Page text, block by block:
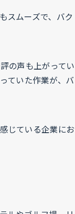
スムーズで、バク
の声も上がってい
ていた作業が、バ
じている企業にお